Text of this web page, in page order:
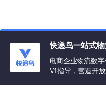
📊 监控与日志管理
在生产环境中，完善的监控
配置适当的日志级别，
快递鸟一站式
电商企业物流数
V1指导，营造开